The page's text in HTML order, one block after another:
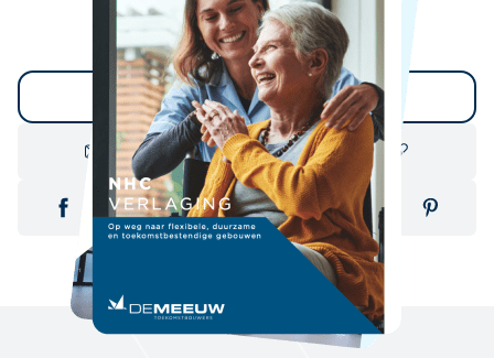
Terug naar overzicht